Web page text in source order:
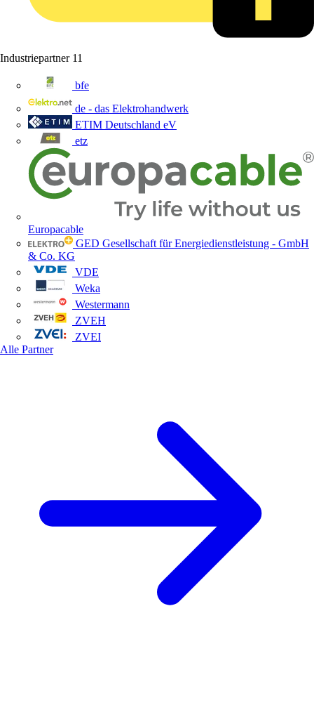
Industriepartner 11
bfe
de - das Elektrohandwerk
ETIM Deutschland eV
etz
Europacable
GED Gesellschaft für Energiedienstleistung - GmbH
& Co. KG
VDE
Weka
Westermann
ZVEH
ZVEI
Alle Partner